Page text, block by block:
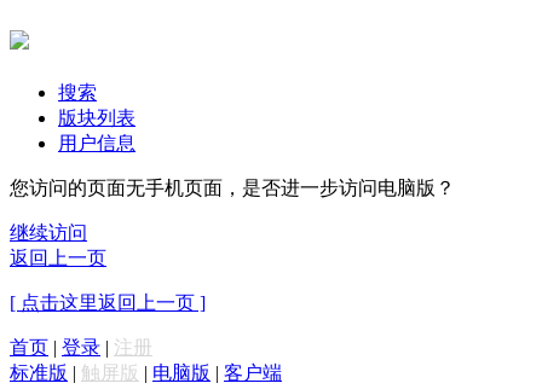
搜索
版块列表
用户信息
您访问的页面无手机页面，是否进一步访问电脑版？
继续访问
返回上一页
[ 点击这里返回上一页 ]
首页 | 登录 | 注册
标准版 | 触屏版 | 电脑版 | 客户端